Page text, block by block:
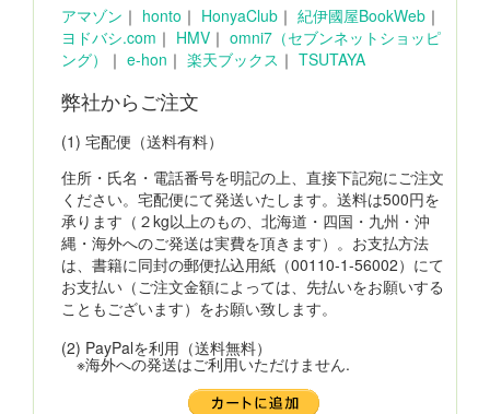
アマゾン ｜ honto ｜ HonyaClub ｜ 紀伊國屋BookWeb ｜
ヨドバシ.com ｜ HMV ｜ omni7（セブンネットショッピ
ング）
｜ e-hon ｜ 楽天ブックス ｜ TSUTAYA
弊社からご注文
(1) 宅配便（送料有料）
住所・氏名・電話番号を明記の上、直接下記宛にご注文
ください。宅配便にて発送いたします。送料は500円を
承ります（２kg以上のもの、北海道・四国・九州・沖
縄・海外へのご発送は実費を頂きます）。お支払方法
は、書籍に同封の郵便払込用紙（00110-1-56002）にて
お支払い（ご注文金額によっては、先払いをお願いする
こともございます）をお願い致します。
(2) PayPalを利用（送料無料）
※海外への発送はご利用いただけません.